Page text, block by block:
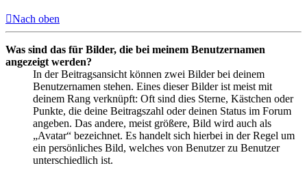
Nach oben
Was sind das für Bilder, die bei meinem Benutzernamen
angezeigt werden?
In der Beitragsansicht können zwei Bilder bei deinem
Benutzernamen stehen. Eines dieser Bilder ist meist mit
deinem Rang verknüpft: Oft sind dies Sterne, Kästchen oder
Punkte, die deine Beitragszahl oder deinen Status im Forum
angeben. Das andere, meist größere, Bild wird auch als
„Avatar“ bezeichnet. Es handelt sich hierbei in der Regel um
ein persönliches Bild, welches von Benutzer zu Benutzer
unterschiedlich ist.